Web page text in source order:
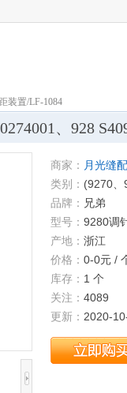
-LK 大和VES-UT线片-原装
同步机针
眼车 曲折缝机针DPX5
/箱包撬边用机针
装置/LF-1084
、928
商家： 月光缝
类别： (9270
品牌： 兄弟
型号： 9280调
产地： 浙江
价格： 0-0元 /
库存： 1 个
关注： 4089
更新： 2020-